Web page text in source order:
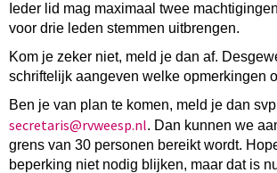
Ieder lid mag maximaal twee
voor drie leden stemmen uitbrengen.
Kom je zeker niet, meld je dan af.
schriftelijk aangeven welke opmerkingen
Ben je van plan te komen, meld je dan
siraterces@rvweesp.nl. Dan kunnen we
grens van 30 personen bereikt wordt.
beperking niet nodig blijken, maar dat is